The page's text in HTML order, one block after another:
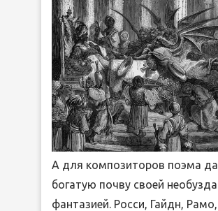
А для композиторов поэма
богатую почву своей
фантазией. Росси, Гайдн, Рамо,